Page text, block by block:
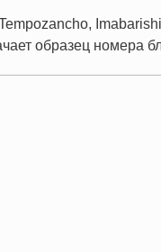
образец номера